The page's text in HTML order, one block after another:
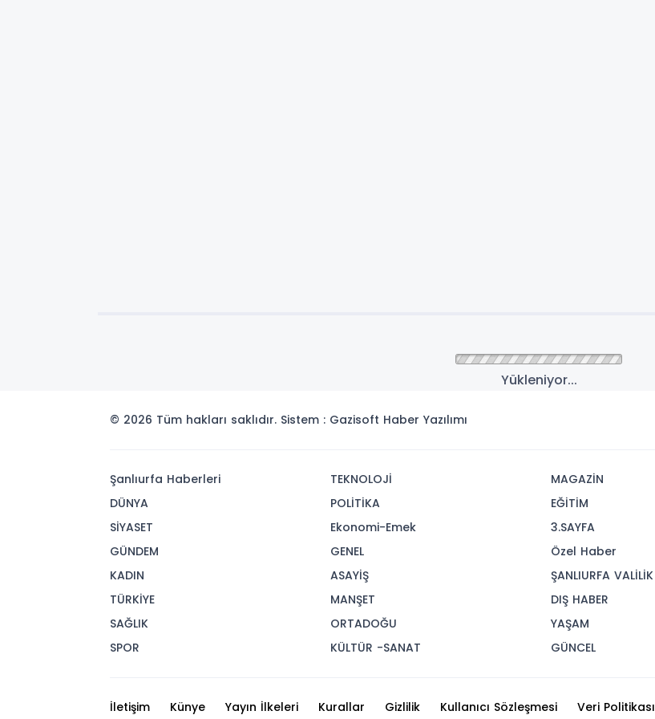
Yükleniyor...
© 2026 Tüm hakları saklıdır. Sistem : Gazisoft Haber Yazılımı
Şanlıurfa Haberleri
DÜNYA
SİYASET
GÜNDEM
KADIN
TÜRKİYE
SAĞLIK
SPOR
TEKNOLOJİ
POLİTİKA
Ekonomi-Emek
GENEL
ASAYİŞ
MANŞET
ORTADOĞU
KÜLTÜR -SANAT
MAGAZİN
EĞİTİM
3.SAYFA
Özel Haber
ŞANLIURFA VALİLİK
DIŞ HABER
YAŞAM
GÜNCEL
İletişim Künye Yayın İlkeleri Kurallar Gizlilik Kullanıcı Sözleşmesi Veri Politikası